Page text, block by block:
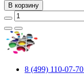
В корзину
8 (499) 110-07-70